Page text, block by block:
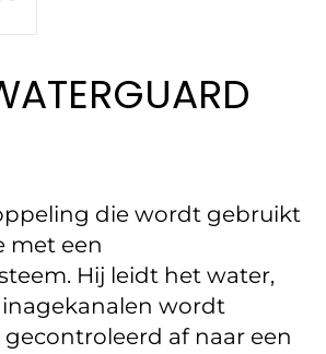
die wordt gebruikt
met een
Hij leidt het water,
wordt
af naar een